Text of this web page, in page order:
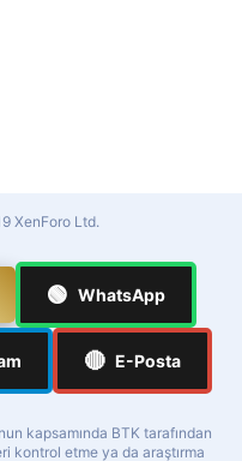
XenForo Ltd.
🟢 WhatsApp
🔴 E-Posta
kapsamında BTK tarafından
kontrol etme ya da araştırma